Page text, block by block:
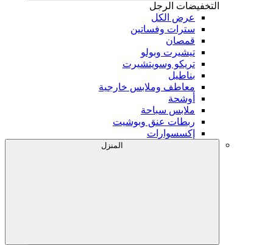
التخفيضات الرجل
عرض الكل
سترات وفساتين
قمصان
تيشيرت وبولو
تريكو وسويتشيرت
بناطيل
معاطف وملابس خارجية
أوشحة
ملابس سباحة
ربطات عنق وبوشيت
إكسسوارات